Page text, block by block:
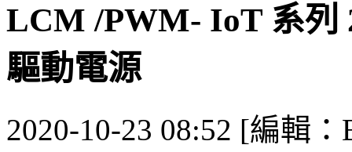
LCM /PWM- IoT 系列
驅動電源
2020-10-23 08:52 [編輯